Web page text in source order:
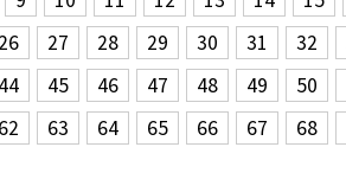
26 27 28 29 30 31 32
44 45 46 47 48 49 50
62 63 64 65 66 67 68